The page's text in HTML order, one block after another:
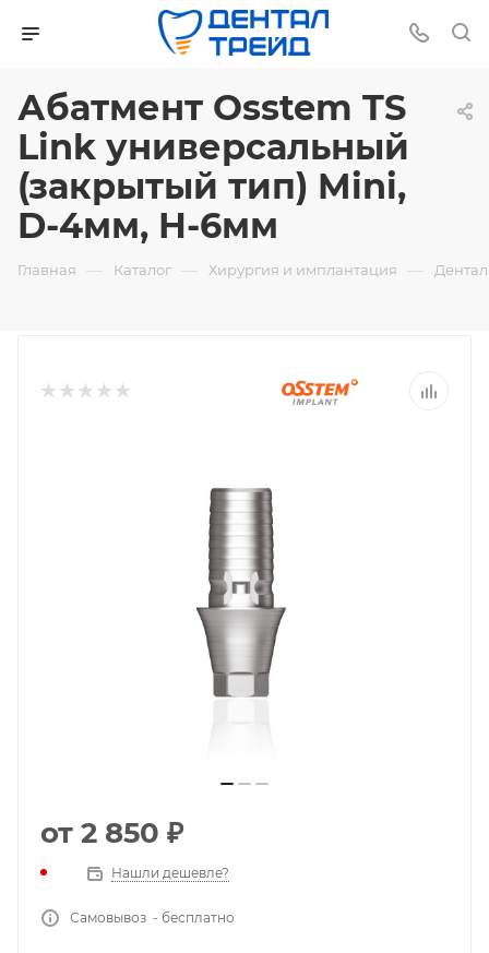
Абатмент Osstem TS
Link универсальный
(закрытый тип) Mini,
D-4мм, H-6мм
Главная — Каталог — Хирургия и имплантация —
от 2 850 ₽
Нашли дешевле?
Самовывоз - бесплатно